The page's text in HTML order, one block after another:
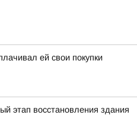
ей свои покупки
этап восстановления здания